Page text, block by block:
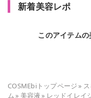
新着美容レポ
このアイテムの
COSMEbiトップページ»
ム» 美容液» レッドイレイ